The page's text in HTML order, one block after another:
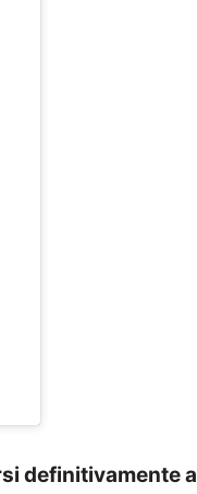
definitivamente a